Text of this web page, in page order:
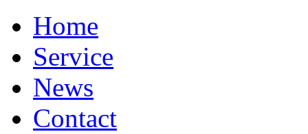
Home
Service
News
Contact